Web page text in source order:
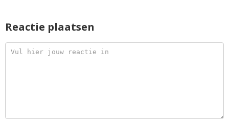
Reactie plaatsen